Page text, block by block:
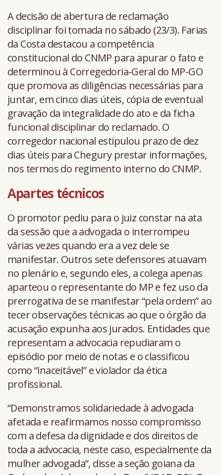
A decisão de abertura de reclamação
disciplinar foi tomada no sábado (23/3). Farias
da Costa destacou a competência
constitucional do CNMP para apurar o fato e
determinou à Corregedoria-Geral do MP-GO
que promova as diligências necessárias para
juntar, em cinco dias úteis, cópia de eventual
gravação da integralidade do ato e da ficha
funcional disciplinar do reclamado. O
corregedor nacional estipulou prazo de dez
dias úteis para Chegury prestar informações,
nos termos do regimento interno do CNMP.
Apartes técnicos
O promotor pediu para o juiz constar na ata
da sessão que a advogada o interrompeu
várias vezes quando era a vez dele se
manifestar. Outros sete defensores atuavam
no plenário e, segundo eles, a colega apenas
aparteou o representante do MP e fez uso da
prerrogativa de se manifestar “pela ordem” ao
tecer observações técnicas ao que o órgão da
acusação expunha aos jurados. Entidades que
representam a advocacia repudiaram o
episódio por meio de notas e o classificou
como “inaceitável” e violador da ética
profissional.
“Demonstramos solidariedade à advogada
afetada e reafirmamos nosso compromisso
com a defesa da dignidade e dos direitos de
toda a advocacia, neste caso, especialmente da
mulher advogada”, disse a seção goiana da